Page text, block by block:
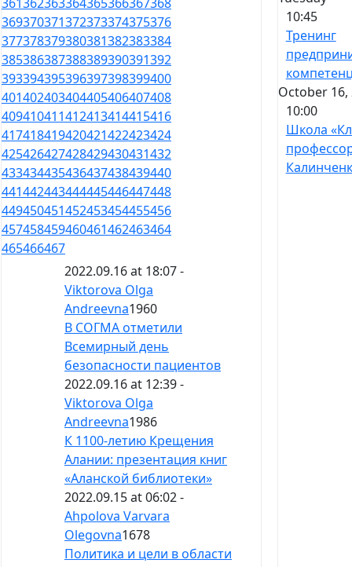
369370371372373374375376
377378379380381382383384
385386387388389390391392
393394395396397398399400
401402403404405406407408
409410411412413414415416
417418419420421422423424
425426427428429430431432
433434435436437438439440
441442443444445446447448
449450451452453454455456
457458459460461462463464
465466467
2022.09.16 at 18:07 -
Viktorova Olga
Andreevna1960
В СОГМА отметили
Всемирный день
безопасности пациентов
2022.09.16 at 12:39 -
Viktorova Olga
Andreevna1986
К 1100-летию Крещения
Алании: презентация книг
«Аланской библиотеки»
2022.09.15 at 06:02 -
Ahpolova Varvara
Olegovna1678
Политика и цели в области
10:45
Тренинг
October 16,
10:00
Школа